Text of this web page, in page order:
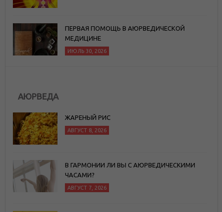
ПЕРВАЯ ПОМОЩЬ В АЮРВЕДИЧЕСКОЙ
МЕДИЦИНЕ
ИЮЛЬ 30, 2026
АЮРВЕДА
ЖАРЕНЫЙ РИС
АВГУСТ 8, 2026
В ГАРМОНИИ ЛИ ВЫ С АЮРВЕДИЧЕСКИМИ
ЧАСАМИ?
АВГУСТ 7, 2026